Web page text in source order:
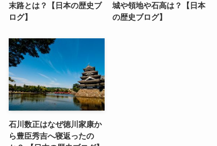
末路とは？【日本の歴史ブ
ログ】
城や領地や石高は？【日本
の歴史ブログ】
石川数正はなぜ徳川家康か
ら豊臣秀吉へ寝返ったの